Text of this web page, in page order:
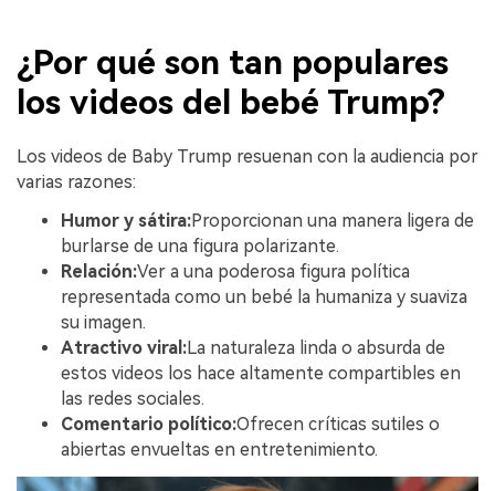
¿Por qué son tan populares
los videos del bebé Trump?
Los videos de Baby Trump resuenan con la audiencia por
varias razones:
Humor y sátira:Proporcionan una manera ligera de
burlarse de una figura polarizante.
Relación:Ver a una poderosa figura política
representada como un bebé la humaniza y suaviza
su imagen.
Atractivo viral:La naturaleza linda o absurda de
estos videos los hace altamente compartibles en
las redes sociales.
Comentario político:Ofrecen críticas sutiles o
abiertas envueltas en entretenimiento.